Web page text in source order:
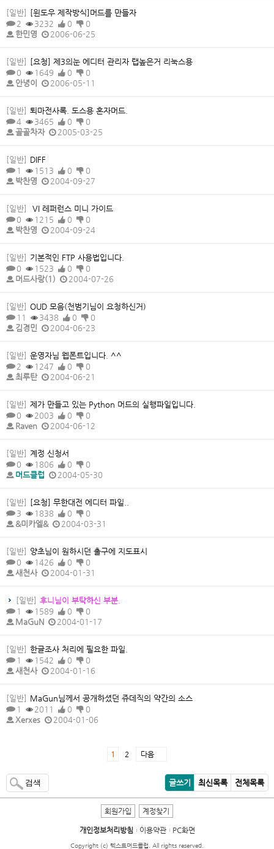
[일반]
[윈도우 제작방식]머드를 만들자
2
3232 0
0
한민영
2006-06-25
[일반]
[요청] 제3의눈 에디터 관리자 랩높은거 리눅스용
0
1649 0
0
안녕이
2006-05-11
[일반] 퇴마전사록. 도스용 혼자머드.
4
3465 0
0
골골차자
2005-03-25
[일반] DIFF
1
1513 0
0
박찬영
2004-09-27
[일반]
VI 레퍼런스 미니 가이드
0
1215 0
0
박찬영
2004-09-24
[일반] 기본적인 FTP 사용법입니다.
0
1523 0
0
머드사랑(1)
2004-07-26
[일반] OUD 모음(천범기님이 요청하신거)
11
3438 0
0
김경민
2004-06-23
[일반] 운영자님 웹폰트입니다. ^^
2
1247 0
0
최루탄
2004-06-21
[일반] 제가 만들고 있는 Python 머드의 실행파일입니다.
0
2003 0
0
Raven
2004-06-12
[일반] 계정 신청서
0
1806 0
0
머드클럽
2004-05-30
[일반]
[요청] 무한대전 에디터 파일..
3
1838 0
0
&미카엘&
2004-03-31
[일반] 양초님이 원하시던 출구에 지도표시
0
1426 0
0
새천사
2004-01-31
[일반] 후니님이 부탁하신 부분.
1
1589 0
0
MaGuN
2004-01-17
[일반] 한글조사 처리에 필요한 파일.
1
1542 0
0
새천사
2004-01-16
[일반] MaGun님께서 공개하셨던 쥬데직의 약간의 소스
1
2011 0
0
Xerxes
2004-01-06
1 2 다음
검색 글쓰기 최신목록 전체목록
회원가입 계정찾기
개인정보처리방침 이용약관 PC화면
Copyright (c) 텍스트머드클럽. All rights reserved.